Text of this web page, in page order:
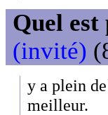
Quel
(invité)
y a plein
meilleur.